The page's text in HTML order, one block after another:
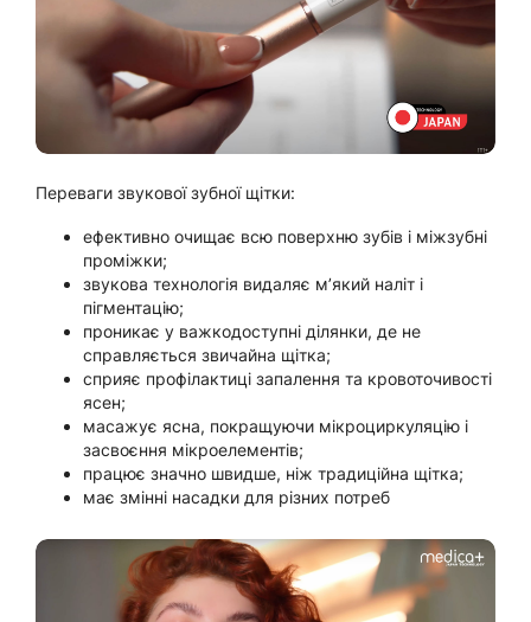
Переваги звукової зубної щітки:
ефективно очищає всю поверхню зубів і міжзубні
проміжки;
звукова технологія видаляє мʼякий наліт і
пігментацію;
проникає у важкодоступні ділянки, де не
справляється звичайна щітка;
сприяє профілактиці запалення та кровоточивості
ясен;
масажує ясна, покращуючи мікроциркуляцію і
засвоєння мікроелементів;
працює значно швидше, ніж традиційна щітка;
має змінні насадки для різних потреб